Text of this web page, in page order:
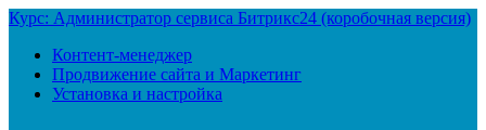
Курс: Администратор сервиса Битрикс24 (коробочная версия)
Контент-менеджер
Продвижение сайта и Маркетинг
Установка и настройка